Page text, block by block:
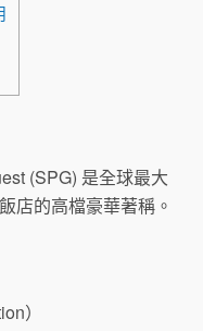
(SPG) 是全球最大
店的高檔豪華著稱。
）